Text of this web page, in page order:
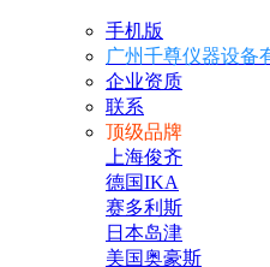
手机版
广州千尊仪器设备
企业资质
联系
顶级品牌
上海俊齐
德国IKA
赛多利斯
日本岛津
美国奥豪斯